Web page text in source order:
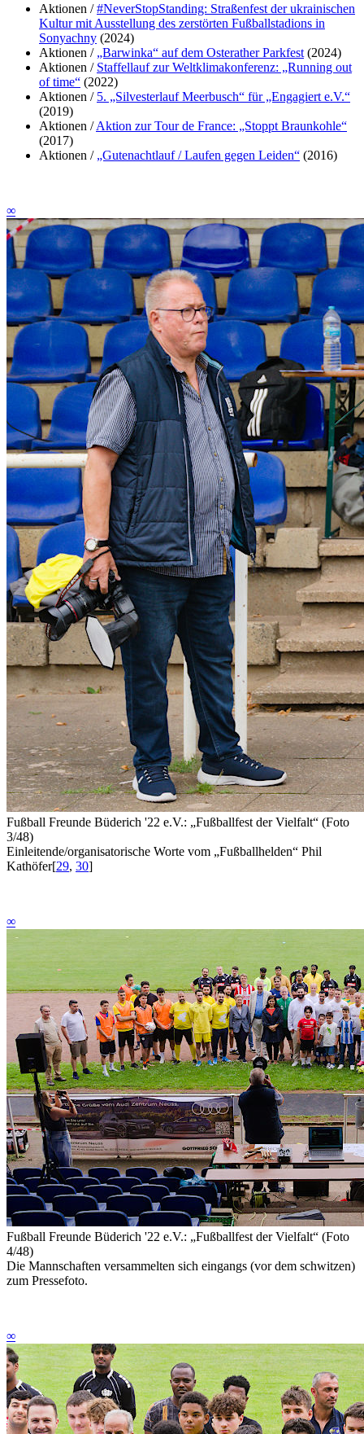
Aktionen /#NeverStopStanding: Straßenfest der ukrainischen
Kultur mit Ausstellung des zerstörten Fußballstadions in
Sonyachny (2024)
Aktionen / „Barwinka“ auf dem Osterather Parkfest (2024)
Aktionen / Staffellauf zur Weltklimakonferenz: „Running out
of time“ (2022)
Aktionen / 5. „Silvesterlauf Meerbusch“ für „Engagiert e.V.“
(2019)
Aktionen /Aktion zur Tour de France: „Stoppt Braunkohle“
(2017)
Aktionen / „Gutenachtlauf / Laufen gegen Leiden“ (2016)
∞
Fußball Freunde Büderich '22 e.V.: „Fußballfest der Vielfalt“ (Foto
3/48)
Einleitende/organisatorische Worte vom „Fußballhelden“ Phil
Kathöfer[29, 30]
∞
Fußball Freunde Büderich '22 e.V.: „Fußballfest der Vielfalt“ (Foto
4/48)
Die Mannschaften versammelten sich eingangs (vor dem schwitzen)
zum Pressefoto.
∞